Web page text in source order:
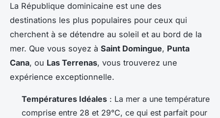
La République dominicaine est une des
destinations les plus populaires pour ceux qui
cherchent à se détendre au soleil et au bord de la
mer. Que vous soyez à Saint Domingue, Punta
Cana, ou Las Terrenas, vous trouverez une
expérience exceptionnelle.
Températures Idéales : La mer a une température
comprise entre 28 et 29°C, ce qui est parfait pour